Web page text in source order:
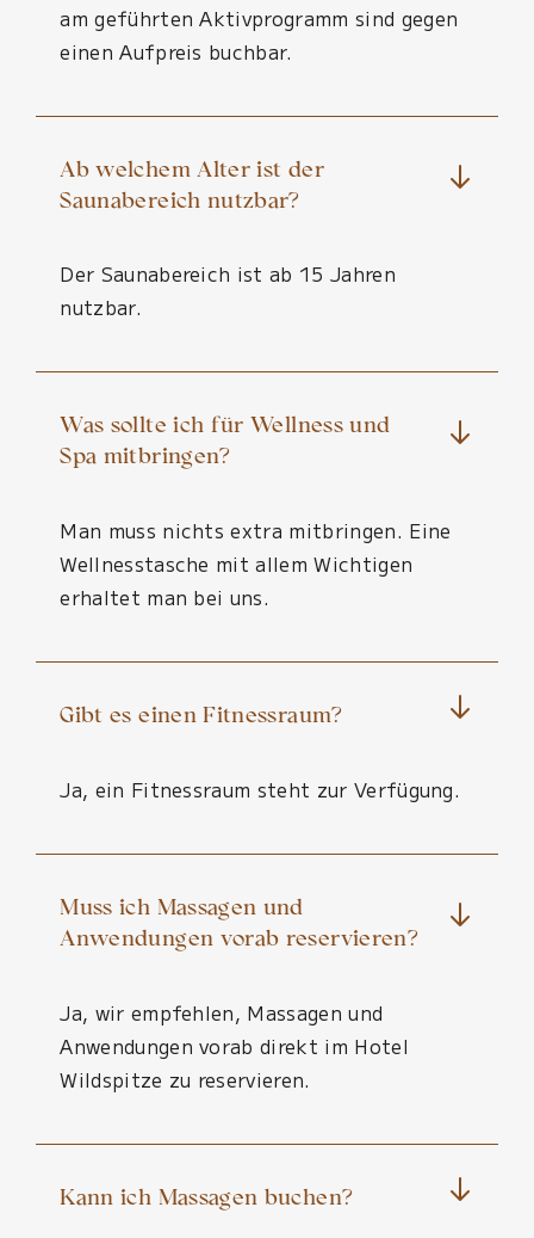
am geführten Aktivprogramm sind gegen
einen Aufpreis buchbar.
Ab welchem Alter ist der
Saunabereich nutzbar?
Der Saunabereich ist ab 15 Jahren
nutzbar.
Was sollte ich für Wellness und
Spa mitbringen?
Man muss nichts extra mitbringen. Eine
Wellnesstasche mit allem Wichtigen
erhaltet man bei uns.
Gibt es einen Fitnessraum?
Ja, ein Fitnessraum steht zur Verfügung.
Muss ich Massagen und
Anwendungen vorab reservieren?
Ja, wir empfehlen, Massagen und
Anwendungen vorab direkt im Hotel
Wildspitze zu reservieren.
Kann ich Massagen buchen?